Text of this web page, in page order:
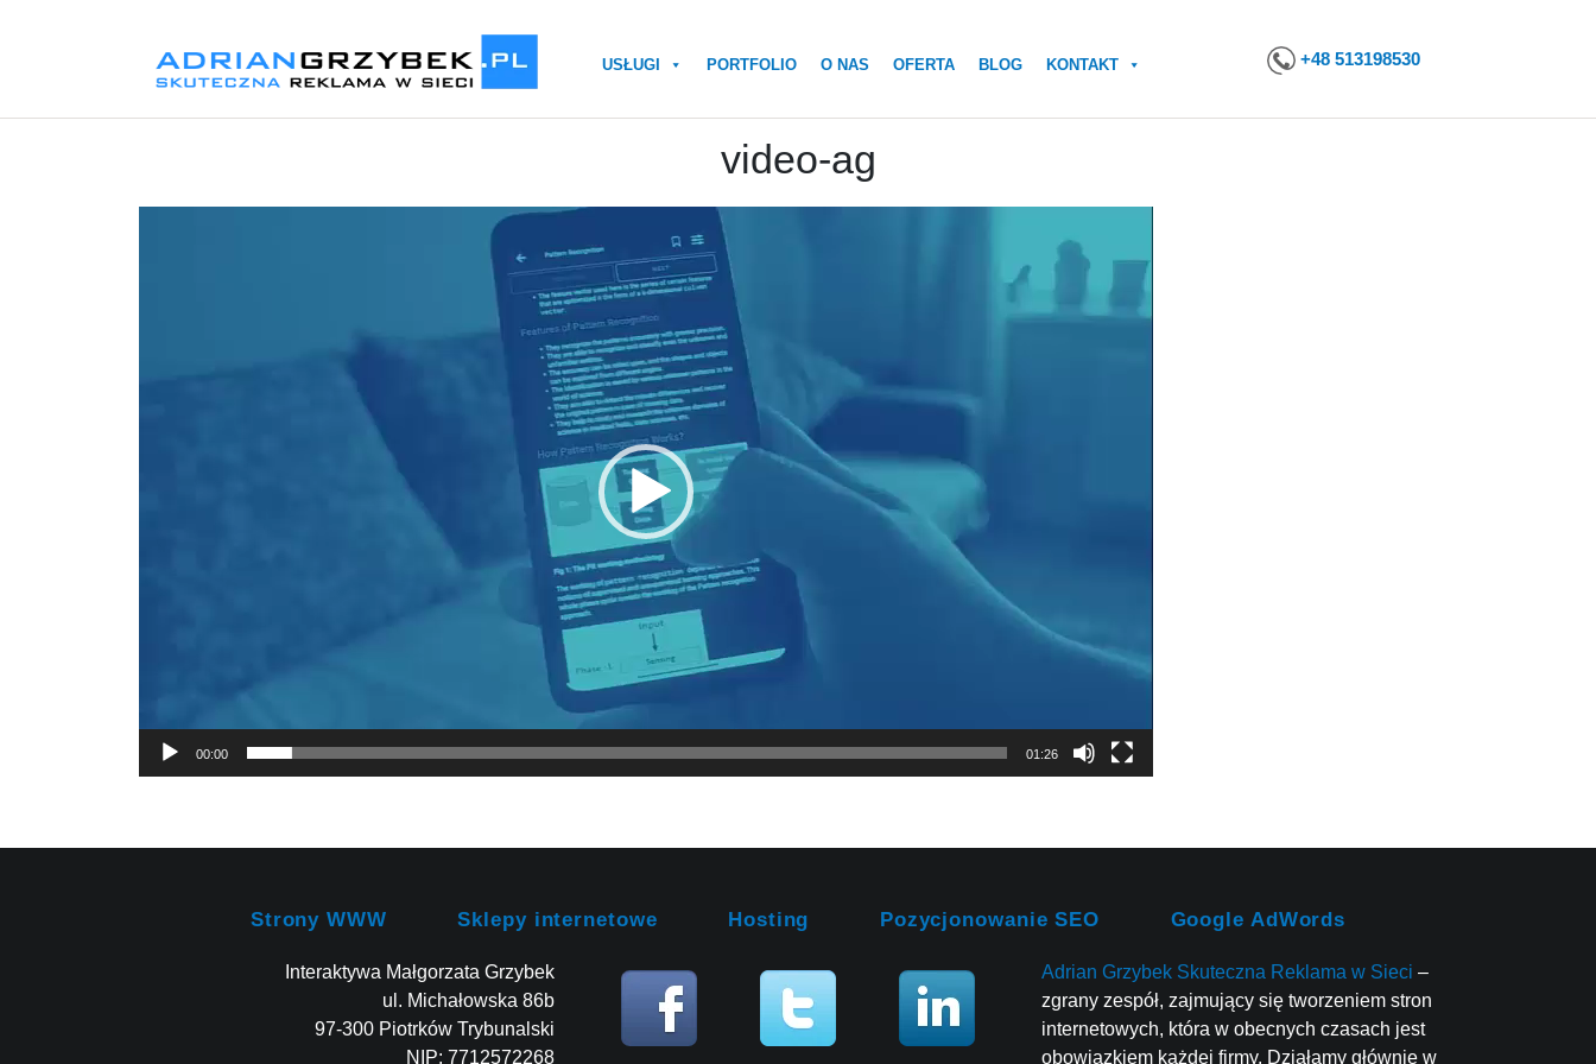
USŁUGI PORTFOLIO O NAS OFERTA BLOG KONTAKT +48 513198530
video-ag
00:00 01:26
Strony WWW Sklepy internetowe Hosting Pozycjonowanie SEO Google AdWords
Interaktywa Małgorzata Grzybek
ul. Michałowska 86b
97-300 Piotrków Trybunalski
NIP: 7712572268
Adrian Grzybek Skuteczna Reklama w Sieci –
zgrany zespół, zajmujący się tworzeniem stron
internetowych, która w obecnych czasach jest
obowiązkiem każdej firmy. Działamy głównie w